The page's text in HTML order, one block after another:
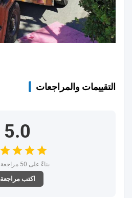
التقييمات والمراجعات
5.0
بناءً على 50 مراجعة حديثة
اكتب مراجعة